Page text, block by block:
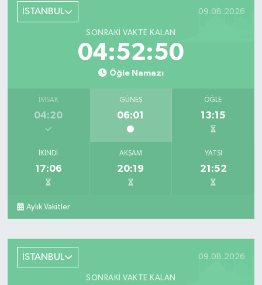
İSTANBUL 09.08.2026
SONRAKI VAKTE KALAN
04:52:48
Öğle Namazı
İMSAK
04:20
GÜNEŞ
06:01
ÖĞLE
13:15
İKINDI
17:06
AKŞAM
20:19
YATSI
21:52
Aylık Vakitler
İSTANBUL 09.08.2026
SONRAKI VAKTE KALAN